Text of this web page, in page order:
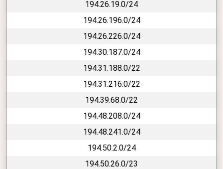
194.26.19.0/24
194.26.196.0/24
194.26.226.0/24
194.30.187.0/24
194.31.188.0/22
194.31.216.0/22
194.39.68.0/22
194.48.208.0/24
194.48.241.0/24
194.50.2.0/24
194.50.26.0/23